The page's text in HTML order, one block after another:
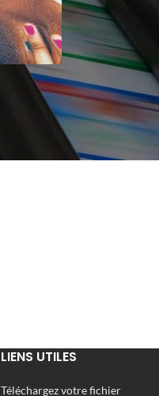
LIENS UTILES
Téléchargez votre fichier